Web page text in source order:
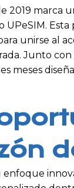
2019 marca
UPeSIM.
unirse al
Junto
meses
enfoque